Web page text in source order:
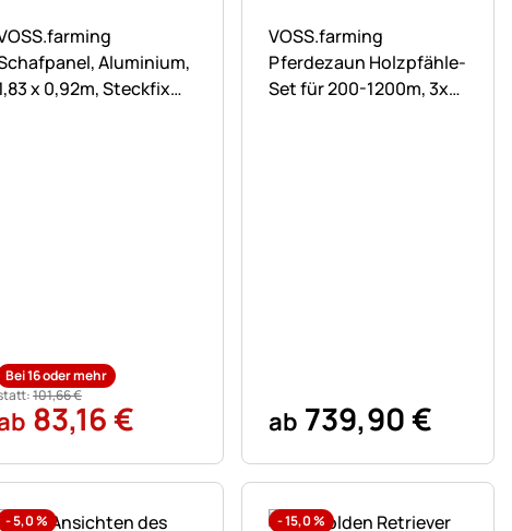
Aluminium,
x 0,92m, Steckfix
Bei 16 oder mehr
101,66€
83,16€
VOSS.farming
Pferdezaun Holzpfähle-
Set für 200-1200m, 3x
ab 739,90€
-5,0% -15,0%